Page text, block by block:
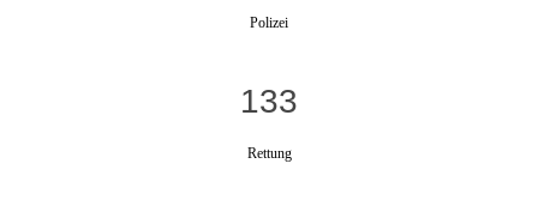
Polizei
133
Rettung